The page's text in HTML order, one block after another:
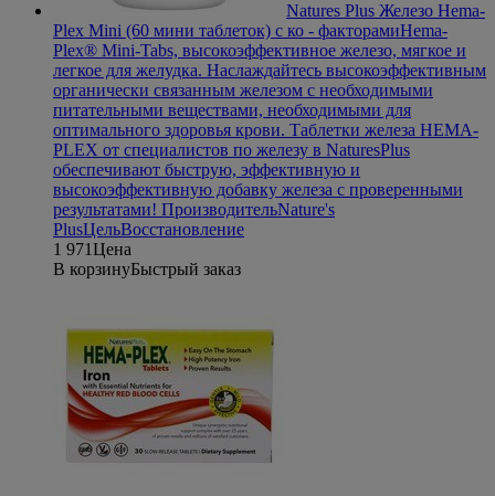
Natures Plus Железо Hema-
Plex Mini (60 мини таблеток) с ко - факторамиHema-
Plex® Mini-Tabs, высокоэффективное железо, мягкое и
легкое для желудка. Наслаждайтесь высокоэффективным
органически связанным железом с необходимыми
питательными веществами, необходимыми для
оптимального здоровья крови. Таблетки железа HEMA-
PLEX от специалистов по железу в NaturesPlus
обеспечивают быструю, эффективную и
высокоэффективную добавку железа с проверенными
результатами! ПроизводительNature's
PlusЦельВосстановление
1 971Цена
В корзинуБыстрый заказ